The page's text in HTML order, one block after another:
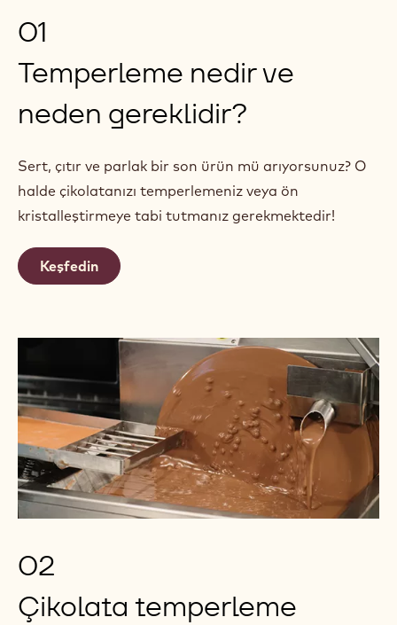
01
Temperleme nedir ve
neden gereklidir?
Sert, çıtır ve parlak bir son ürün mü arıyorsunuz? O
halde çikolatanızı temperlemeniz veya ön
kristalleştirmeye tabi tutmanız gerekmektedir!
Keşfedin
02
Çikolata temperleme